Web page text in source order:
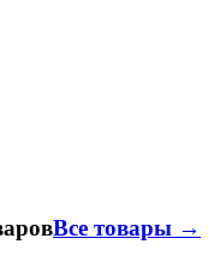
Все товары →